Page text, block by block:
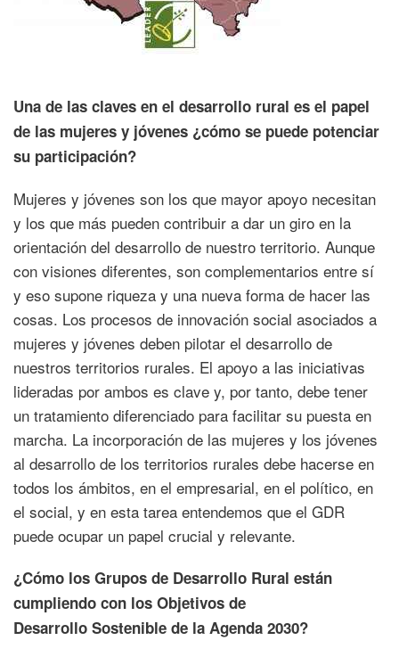
Una de las claves en el desarrollo rural es el papel
de las mujeres y jóvenes ¿cómo se puede potenciar
su participación?
Mujeres y jóvenes son los que mayor apoyo necesitan
y los que más pueden contribuir a dar un giro en la
orientación del desarrollo de nuestro territorio. Aunque
con visiones diferentes, son complementarios entre sí
y eso supone riqueza y una nueva forma de hacer las
cosas. Los procesos de innovación social asociados a
mujeres y jóvenes deben pilotar el desarrollo de
nuestros territorios rurales. El apoyo a las iniciativas
lideradas por ambos es clave y, por tanto, debe tener
un tratamiento diferenciado para facilitar su puesta en
marcha. La incorporación de las mujeres y los jóvenes
al desarrollo de los territorios rurales debe hacerse en
todos los ámbitos, en el empresarial, en el político, en
el social, y en esta tarea entendemos que el GDR
puede ocupar un papel crucial y relevante.
¿Cómo los Grupos de Desarrollo Rural están
cumpliendo con los Objetivos de
Desarrollo Sostenible de la Agenda 2030?